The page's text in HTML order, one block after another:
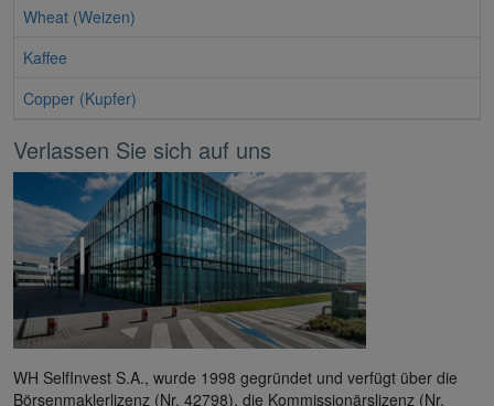
Wheat (Weizen)
Kaffee
Copper (Kupfer)
Verlassen Sie sich auf uns
WH SelfInvest S.A., wurde 1998 gegründet und verfügt über die
Börsenmaklerlizenz (Nr. 42798), die Kommissionärslizenz (Nr.